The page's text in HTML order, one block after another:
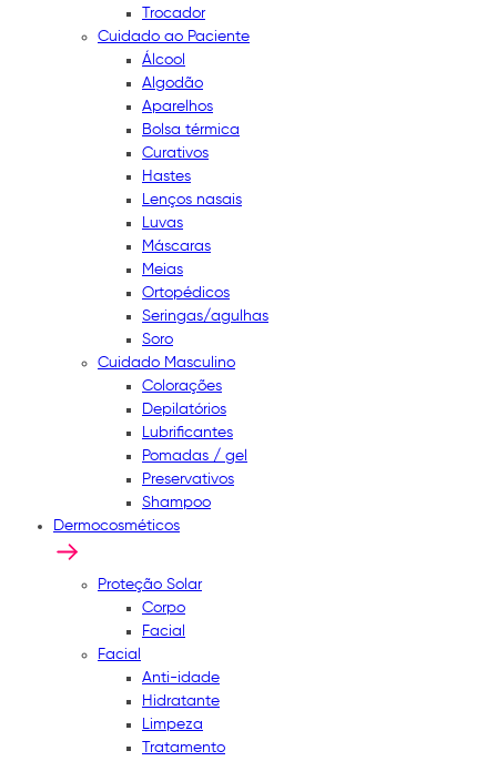
Trocador
Cuidado ao Paciente
Álcool
Algodão
Aparelhos
Bolsa térmica
Curativos
Hastes
Lenços nasais
Luvas
Máscaras
Meias
Ortopédicos
Seringas/agulhas
Soro
Cuidado Masculino
Colorações
Depilatórios
Lubrificantes
Pomadas / gel
Preservativos
Shampoo
Dermocosméticos
Proteção Solar
Corpo
Facial
Facial
Anti-idade
Hidratante
Limpeza
Tratamento